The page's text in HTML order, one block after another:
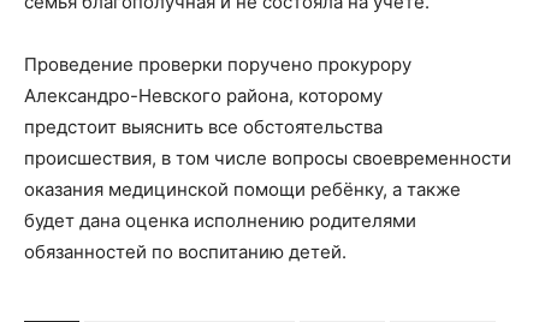
Проведение проверки поручено прокурору
Александро-Невского района, которому
предстоит выяснить все обстоятельства
происшествия, в том числе вопросы своевременности
оказания медицинской помощи ребёнку, а также
будет дана оценка исполнению родителями
обязанностей по воспитанию детей.